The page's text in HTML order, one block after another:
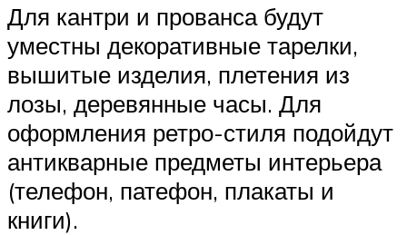
Для кантри и прованса будут
уместны декоративные тарелки,
вышитые изделия, плетения из
лозы, деревянные часы. Для
оформления ретро-стиля подойдут
антикварные предметы интерьера
(телефон, патефон, плакаты и
книги).